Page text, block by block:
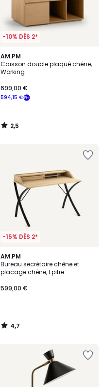
-10% DÈS 2*
AM.PM
Caisson double plaqué chêne,
Working
594,15 €
699,00 €
2,5
/ 5
2,5
/
-15% DÈS 2*
AM.PM
Bureau secrétaire chêne et
placage chêne, Epitre
599,00 €
4,7
/ 5
4,7
/